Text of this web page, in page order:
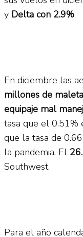
y Delta con 2.9%
En diciembre las
millones de
equipaje mal
tasa que el 0.51%
que la tasa de
la pandemia. El
Southwest.
Para el año